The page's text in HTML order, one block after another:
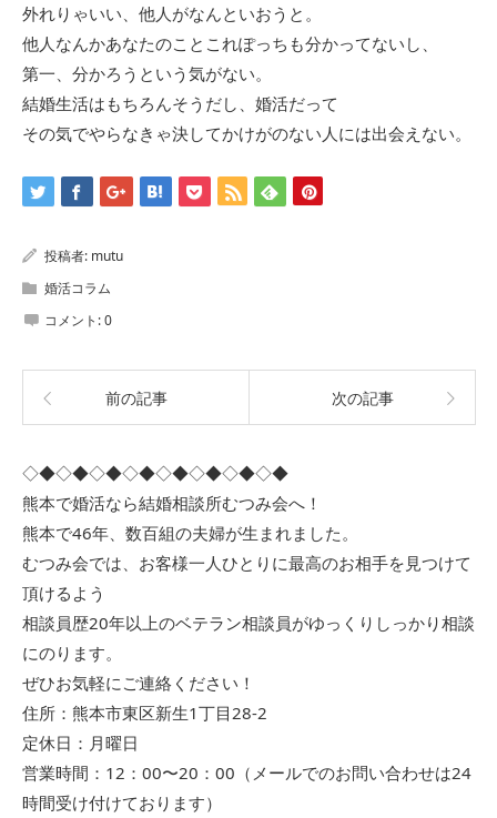
外れりゃいい、他人がなんといおうと。
他人なんかあなたのことこれぽっちも分かってないし、
第一、分かろうという気がない。
結婚生活はもちろんそうだし、婚活だって
その気でやらなきゃ決してかけがのない人には出会えない。
投稿者: mutu
婚活コラム
コメント:0
前の記事 次の記事
◇◆◇◆◇◆◇◆◇◆◇◆◇◆◇◆
熊本で婚活なら結婚相談所むつみ会へ！
熊本で46年、数百組の夫婦が生まれました。
むつみ会では、お客様一人ひとりに最高のお相手を見つけて
頂けるよう
相談員歴20年以上のベテラン相談員がゆっくりしっかり相談
にのります。
ぜひお気軽にご連絡ください！
住所：熊本市東区新生1丁目28-2
定休日：月曜日
営業時間：12：00〜20：00（メールでのお問い合わせは24
時間受け付けております）